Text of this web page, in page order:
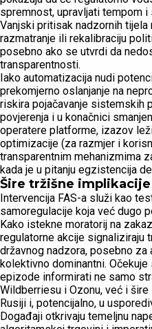
spremnost, upravljati tempom
Vanjski pritisak nadzornih
razmatranje ili rekalibraciju
posebno ako se utvrdi da
transparentnosti.
Iako automatizacija nudi
prekomjerno oslanjanje na
riskira pojačavanje sistemskih
povjerenja i u konačnici
operatere platforme, izazov
optimizacije (za razmjer i
transparentnim mehanizmima
kada je u pitanju egzistencija
Šire tržišne implikacije
Intervencija FAS-a služi kao
samoregulacije koja već dugo
Kako istekne moratorij na
regulatorne akcije signaliziraju
državnog nadzora, posebno
kolektivno dominantni.
epizode informirati ne samo
Wildberriesu i Ozonu, već i
Rusiji i, potencijalno, u
Događaji otkrivaju temeljnu